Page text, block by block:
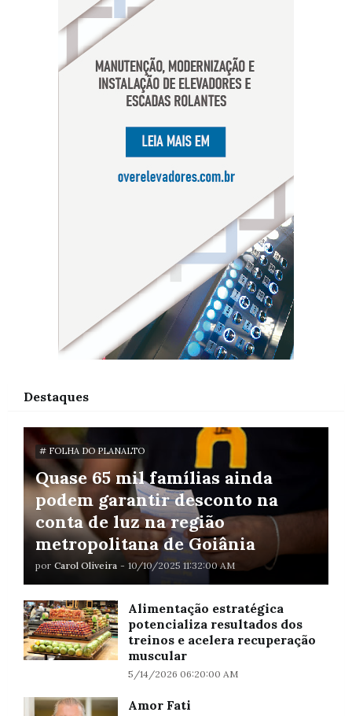
Destaques
# FOLHA DO PLANALTO
Quase 65 mil famílias ainda
podem garantir desconto na
conta de luz na região
metropolitana de Goiânia
por Carol Oliveira - 10/10/2025 11:32:00 AM
Alimentação estratégica
potencializa resultados dos
treinos e acelera recuperação
muscular
5/14/2026 06:20:00 AM
Amor Fati